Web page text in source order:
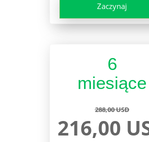
Zaczynaj
6
miesiące
288,00 USD
216,00